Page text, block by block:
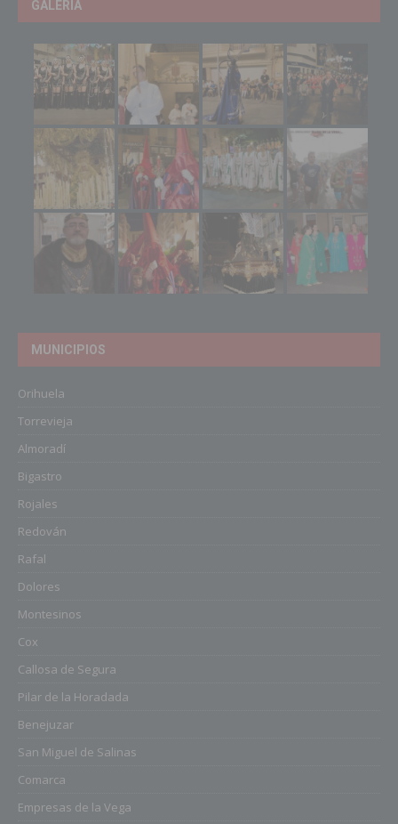
GALERIA
MUNICIPIOS
Orihuela
Torrevieja
Almoradí
Bigastro
Rojales
Redován
Rafal
Dolores
Montesinos
Cox
Callosa de Segura
Pilar de la Horadada
Benejuzar
San Miguel de Salinas
Comarca
Empresas de la Vega